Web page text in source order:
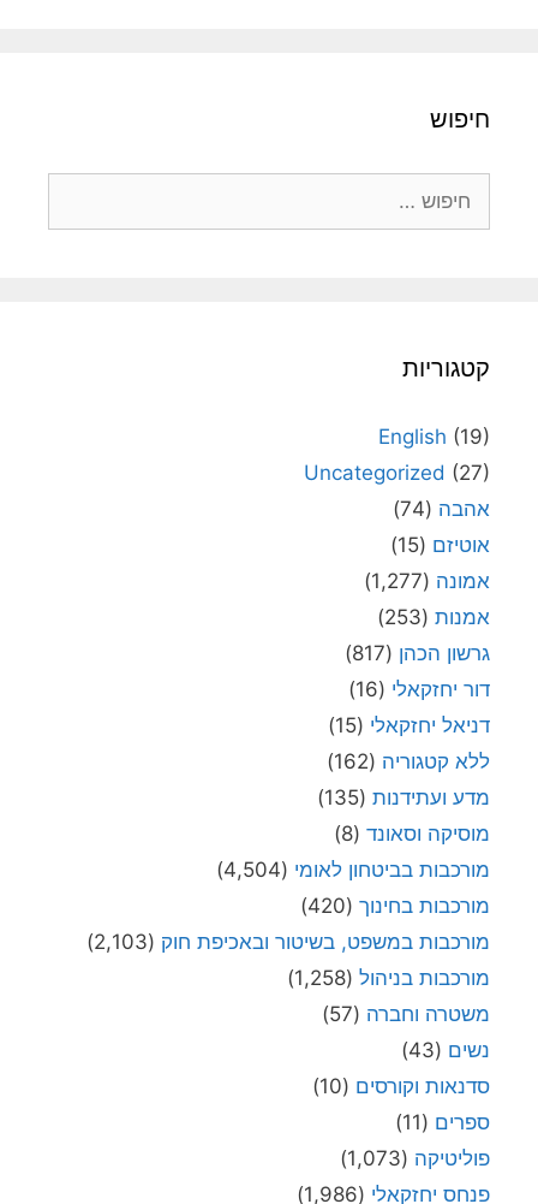
חיפוש
קטגוריות
English (19)
Uncategorized (27)
אהבה (74)
אוטיזם (15)
אמונה (1,277)
אמנות (253)
גרשון הכהן (817)
דור יחזקאלי (16)
דניאל יחזקאלי (15)
ללא קטגוריה (162)
מדע ועתידנות (135)
מוסיקה וסאונד (8)
מורכבות בביטחון לאומי (4,504)
מורכבות בחינוך (420)
מורכבות במשפט, בשיטור ובאכיפת חוק (2,103)
מורכבות בניהול (1,258)
משטרה וחברה (57)
נשים (43)
סדנאות וקורסים (10)
ספרים (11)
פוליטיקה (1,073)
פנחס יחזקאלי (1,986)